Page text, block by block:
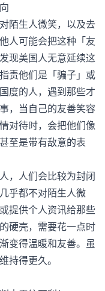
陌生人微笑，以及去
人可能会把这种「友
现美国人无意延续这
责他们是「骗子」或
度的人，遇到那些才
，当自己的友善笑容
对待时，会把他们像
至是带有敌意的表
，人们会比较为封闭
乎都不对陌生人微
提供个人资讯给那些
硬壳，需要花一点时
变得温暖和友善。虽
持得更久。